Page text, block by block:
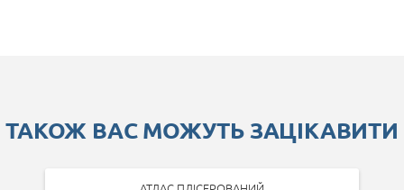
ТАКОЖ ВАС МОЖУТЬ ЗАЦІКАВИТИ